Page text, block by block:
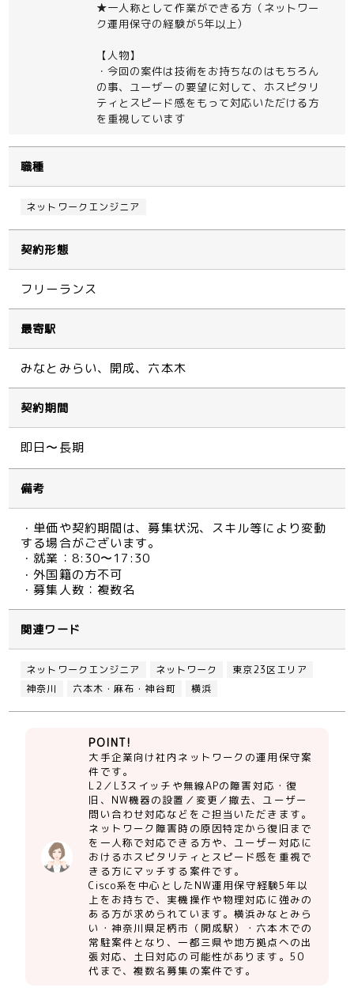
★一人称として作業ができる方（ネットワー
ク運用保守の経験が5年以上）
【人物】
・今回の案件は技術をお持ちなのはもちろん
の事、ユーザーの要望に対して、ホスピタリ
ティとスピード感をもって対応いただける方
を重視しています
職種
ネットワークエンジニア
契約形態
フリーランス
最寄駅
みなとみらい、開成、六本木
契約期間
即日〜長期
備考
・単価や契約期間は、募集状況、スキル等により変動
する場合がございます。
・就業：8:30〜17:30
・外国籍の方不可
・募集人数：複数名
関連ワード
ネットワークエンジニア ネットワーク
東京23区エリア
神奈川
六本木・麻布・神谷町 横浜
POINT!
大手企業向け社内ネットワークの運用保守案
件です。
L2／L3スイッチや無線APの障害対応・復
旧、NW機器の設置／変更／撤去、ユーザー
問い合わせ対応などをご担当いただきます。
ネットワーク障害時の原因特定から復旧まで
を一人称で対応できる方や、ユーザー対応に
おけるホスピタリティとスピード感を重視で
きる方にマッチする案件です。
Cisco系を中心としたNW運用保守経験5年以
上をお持ちで、実機操作や物理対応に強みの
ある方が求められています。横浜みなとみら
い・神奈川県足柄市（開成駅）・六本木での
常駐案件となり、一都三県や地方拠点への出
張対応、土日対応の可能性があります。50
代まで、複数名募集の案件です。